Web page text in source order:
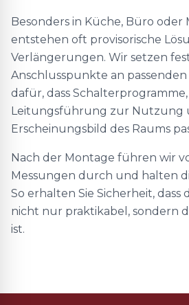
Besonders in Küche, Büro oder
entstehen oft provisorische
Verlängerungen. Wir setzen
Anschlusspunkte an
dafür, dass
Leitungsführung zur Nutzung
Erscheinungsbild des Raums
Nach der Montage führen wir
Messungen durch und halten
So erhalten Sie Sicherheit, dass
nicht nur praktikabel, sondern
ist.